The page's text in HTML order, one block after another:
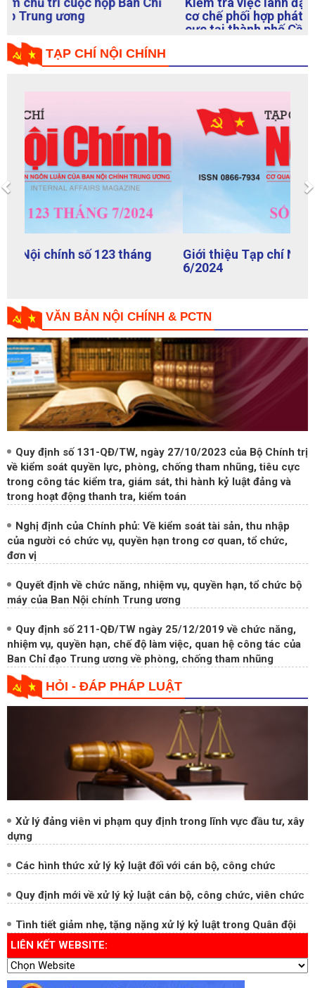
Kiểm tra việc lãnh đạo, chỉ đạo, tổ chức thực hiện
cơ chế phối hợp phát hiện, xử lý tham nhũng, tiêu
cực tại thành phố Cần Thơ
Previous
VĂN BẢN NỘI CHÍNH & PCTN
Quy định số 131-QĐ/TW, ngày 27/10/2023 của Bộ Chính trị
về kiểm soát quyền lực, phòng, chống tham nhũng, tiêu cực
trong công tác kiểm tra, giám sát, thi hành kỷ luật đảng và
trong hoạt động thanh tra, kiểm toán
Nghị định của Chính phủ: Về kiểm soát tài sản, thu nhập
của người có chức vụ, quyền hạn trong cơ quan, tổ chức,
đơn vị
Quyết định về chức năng, nhiệm vụ, quyền hạn, tổ chức bộ
máy của Ban Nội chính Trung ương
Quy định số 211-QĐ/TW ngày 25/12/2019 về chức năng,
nhiệm vụ, quyền hạn, chế độ làm việc, quan hệ công tác của
Ban Chỉ đạo Trung ương về phòng, chống tham nhũng
HỎI - ĐÁP PHÁP LUẬT
Xử lý đảng viên vi phạm quy định trong lĩnh vực đầu tư, xây
dựng
Các hình thức xử lý kỷ luật đối với cán bộ, công chức
Quy định mới về xử lý kỷ luật cán bộ, công chức, viên chức
Tình tiết giảm nhẹ, tặng nặng xử lý kỷ luật trong Quân đội
LIÊN KẾT WEBSITE: